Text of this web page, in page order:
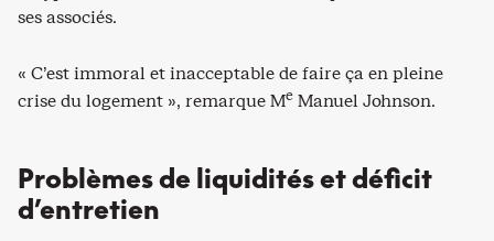
ses associés.
« C’est immoral et inacceptable de faire ça en pleine
crise du logement », remarque Me Manuel Johnson.
Problèmes de liquidités et déficit
d’entretien